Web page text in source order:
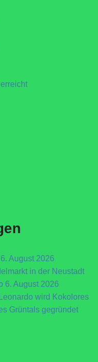
August 2026
in der Neustadt
6. August 2026
wird Kokolores
Grüntals gegründet